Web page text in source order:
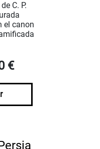
C. P.
el canon
€